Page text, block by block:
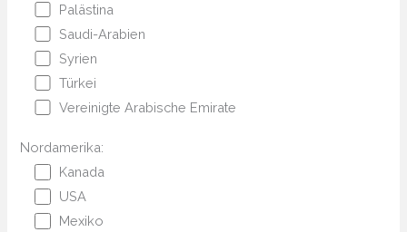
Palästina
Saudi-Arabien
Syrien
Türkei
Vereinigte Arabische Emirate
Nordamerika:
Kanada
USA
Mexiko